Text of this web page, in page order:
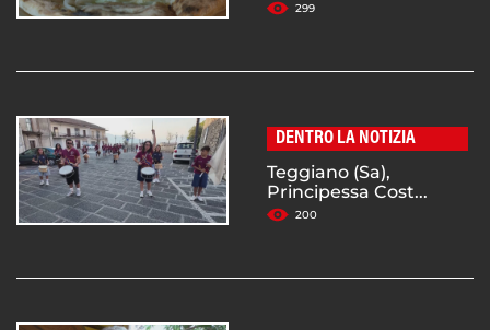
299
DENTRO LA NOTIZIA
Teggiano (Sa),
Principessa Cost...
200